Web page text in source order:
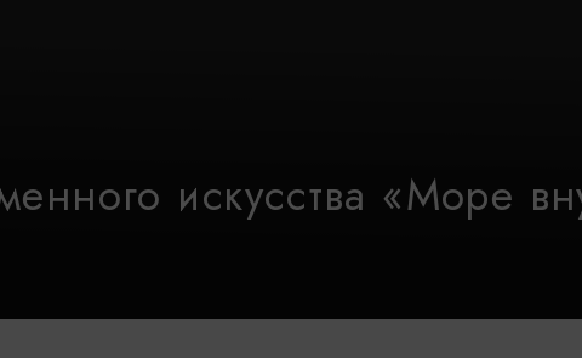
искусства «Море